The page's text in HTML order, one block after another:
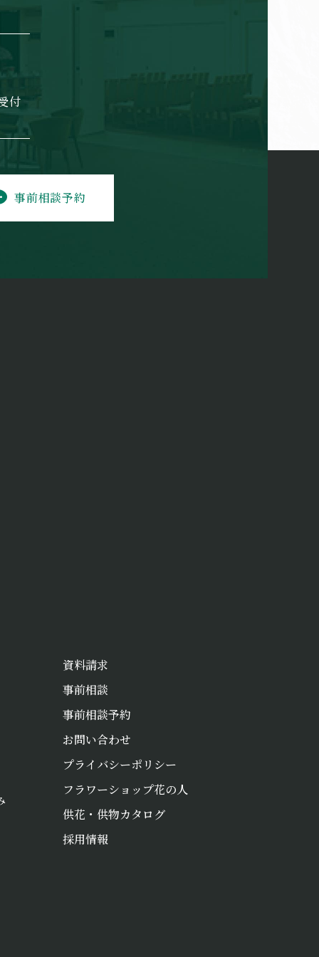
付
事前相談予約
資料請求
事前相談
事前相談予約
お問い合わせ
プライバシーポリシー
フラワーショップ花の人
供花・供物カタログ
採用情報